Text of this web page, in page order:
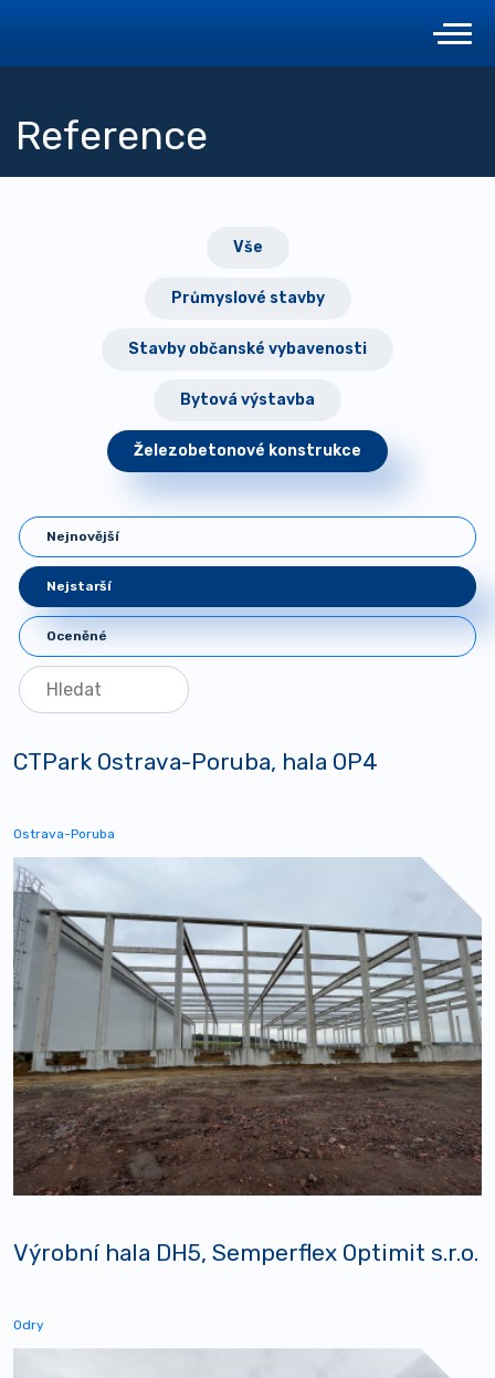
Reference
Vše
Průmyslové stavby
Stavby občanské vybavenosti
Bytová výstavba
Železobetonové konstrukce
Nejnovější
Nejstarší
Oceněné
CTPark Ostrava-Poruba, hala OP4
Ostrava-Poruba
Výrobní hala DH5, Semperflex Optimit s.r.o.
Odry